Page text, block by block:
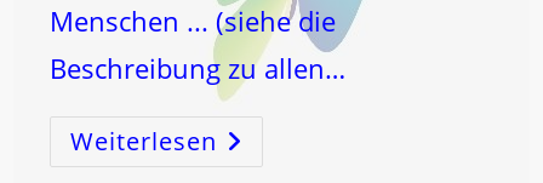
Menschen ... (siehe die
Beschreibung zu allen…
Weiterlesen 11
Und
De-